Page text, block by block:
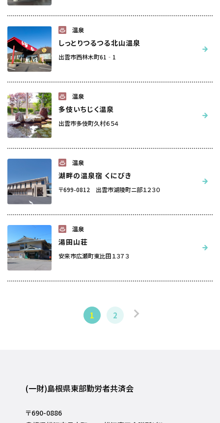
温泉
しっとりつるつる北山温泉
出雲市西林木町61‐1
温泉
多伎いちじく温泉
出雲市多伎町久村６５４
温泉
湖畔の温泉宿 くにびき
〒699-0812 出雲市湖陵町ニ部１２３０
温泉
湯田山荘
安来市広瀬町東比田１３７３
1 2
(一財)島根県東部勤労者共済会
〒690-0886